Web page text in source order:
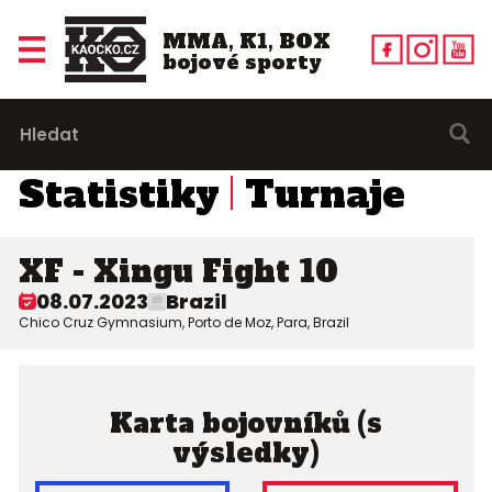
MMA, K1, BOX
bojové sporty
Statistiky Turnaje
XF - Xingu Fight 10
08.07.2023 Brazil
Chico Cruz Gymnasium, Porto de Moz, Para, Brazil
Karta bojovníků (s
výsledky)